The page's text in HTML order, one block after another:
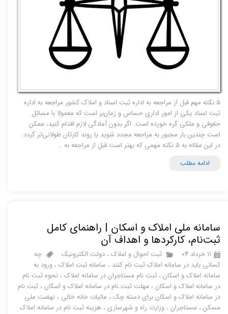
5 نکته مهم قبل از مراجعه به اداره ثبت اسناد و املاک کشور مراجعه به اداره
ثبت اسناد یکی از امور اداری حساس و زمان‌بر است که معمولا با مسائل
حقوقی و ملکی گره خورده است. اگر بدون آمادگی لازم اقدام کنید، ممکن
است چندین بار مجبور به مراجعه مجدد شوید یا روند کارتان طولانی‌تر گردد.
در این مقاله به ۵ نکته مهمی که بهتر است قبل از مراجعه به …
ادامه مطلب
سامانه ملی املاک و اسکان | راهنمای کامل
ثبت‌نام، کارکردها و اهداف آن
۱۱ خرداد ۰۴ ثبت احوال و املاک ،دولت الکترونیک
چه
کسانی باید در سامانه املاک ثبت نام کنند ، سامانه ثبت املاک ،ورود به
سامانه املاک و اسکان ،ثبت نام مستاجران در سامانه املاک ،نحوه ثبت نام
در سامانه املاک و اسکان ، مهلت ثبت نام در سامانه املاک و اسکان ،ثبت نام
در سامانه املاک و اسکان برای دسته چک ، مالیات خانه خالی ،نهضت ملی
مسکن ، مستاجران ،وزارت راه و شهرسازی ، هزینه ثبت نام در سامانه املاک